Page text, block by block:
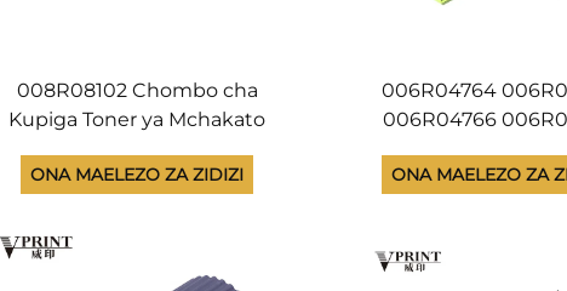
008R08102 Chombo cha
Kupiga Toner ya Mchakato
kwa Xerox B8170 B8270 C8170
8270 Linapatikana na Mpya
ONA MAELEZO ZA ZIDIZI
006R04764
006R04766
Mkuu kwa Xerox
ONA MAELEZO ZA